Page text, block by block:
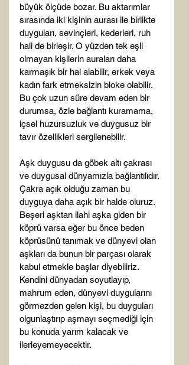
büyük ölçüde bozar. Bu aktarımlar
sırasında iki kişinin aurası ile birlikte
duyguları, sevinçleri, kederleri, ruh
hali de birleşir. O yüzden tek eşli
olmayan kişilerin auraları daha
karmaşık bir hal alabilir, erkek veya
kadın fark etmeksizin bloke olabilir.
Bu çok uzun süre devam eden bir
durumsa, özle bağlantı kuramama,
içsel huzursuzluk ve duygusuz bir
tavır özellikleri sergilenebilir.
Aşk duygusu da göbek altı çakrası
ve duygusal dünyamızla bağlantılıdır.
Çakra açık olduğu zaman bu
duyguya daha açık bir halde oluruz.
Beşeri aşktan ilahi aşka giden bir
köprü varsa eğer bu önce beden
köprüsünü tanımak ve dünyevi olan
aşkları da bunun bir parçası olarak
kabul etmekle başlar diyebiliriz.
Kendini dünyadan soyutlayıp,
mahrum eden, dünyevi duygularını
görmezden gelen kişi, bu duyguları
olgunlaştırıp aşmayı seçmediği için
bu konuda yarım kalacak ve
ilerleyemeyecektir.